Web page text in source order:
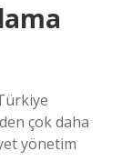
çok daha
yönetim